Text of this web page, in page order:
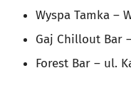
Wyspa Tamka –
Gaj Chillout Bar
Forest Bar – ul.